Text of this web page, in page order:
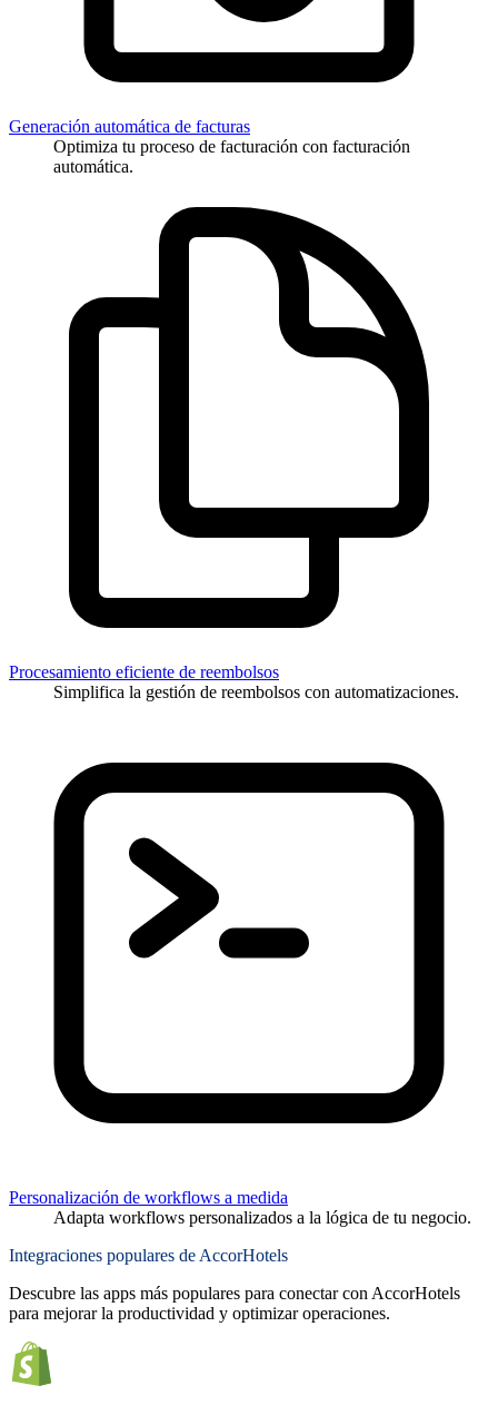
Generación automática de facturas
Optimiza tu proceso de facturación con facturación
automática.
Procesamiento eficiente de reembolsos
Simplifica la gestión de reembolsos con automatizaciones.
Personalización de workflows a medida
Adapta workflows personalizados a la lógica de tu negocio.
Integraciones populares de AccorHotels
Descubre las apps más populares para conectar con AccorHotels
para mejorar la productividad y optimizar operaciones.